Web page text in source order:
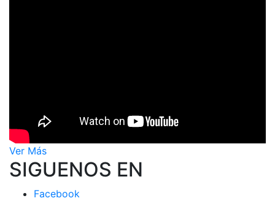
Ver Más
SIGUENOS EN
Facebook